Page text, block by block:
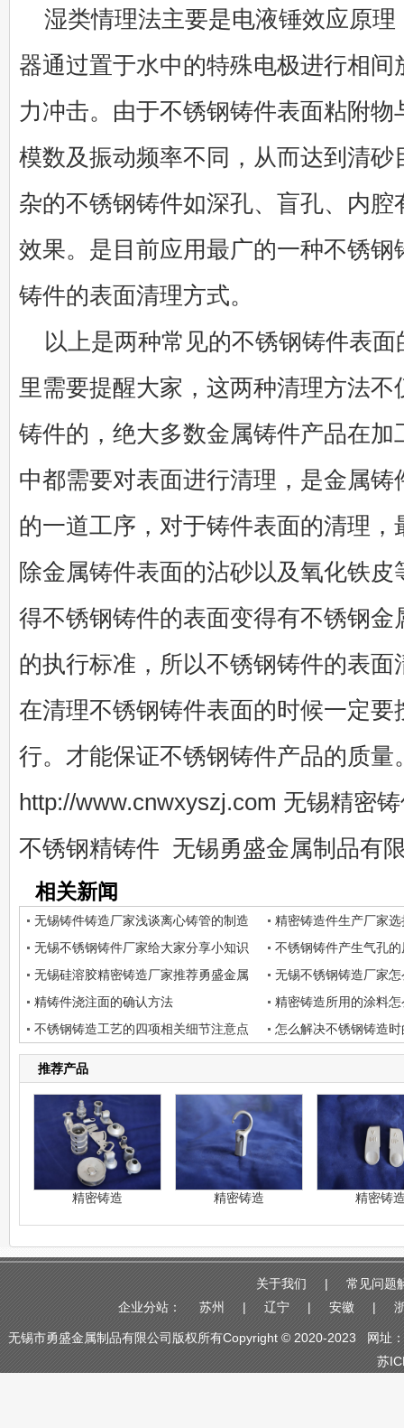
湿类情理法主要是电液锤效应原理
器通过置于水中的特殊电极进行相间
力冲击。由于不锈钢铸件表面粘附物
模数及振动频率不同，从而达到清砂
杂的不锈钢铸件如深孔、盲孔、内腔
效果。是目前应用最广的一种不锈钢
铸件的表面清理方式。
以上是两种常见的不锈钢铸件表面
里需要提醒大家，这两种清理方法不
铸件的，绝大多数金属铸件产品在加
中都需要对表面进行清理，是金属铸
的一道工序，对于铸件表面的清理，
除金属铸件表面的沾砂以及氧化铁皮
得不锈钢铸件的表面变得有不锈钢金
的执行标准，所以不锈钢铸件的表面
在清理不锈钢铸件表面的时候一定要
行。才能保证不锈钢铸件产品的质量
http://www.cnwxyszj.com 无锡精密
不锈钢精铸件 无锡勇盛金属制品有
相关新闻
无锡铸件铸造厂家浅谈离心铸管的制造
过程
精密铸造件生产厂家
无锡不锈钢铸件厂家给大家分享小知识
不锈钢铸件产生气孔
无锡硅溶胶精密铸造厂家推荐勇盛金属
无锡不锈钢铸造厂家
精铸件浇注面的确认方法
精密铸造所用的涂料
意点？
不锈钢铸造工艺的四项相关细节注意点 怎么解决不锈钢铸造
推荐产品
精密铸造 精密铸造 精密铸
关于我们 |
常见问题
企业分站：
苏州 | 辽宁 | 安徽 |
无锡市勇盛金属制品有限公司版权所有Copyright © 2020-2023 网址
苏